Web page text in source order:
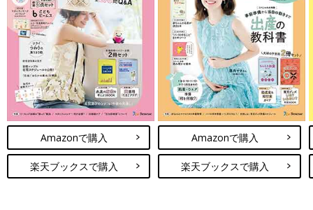
Amazonで購入
楽天ブックスで購入
Amazonで購入
楽天ブックスで購入